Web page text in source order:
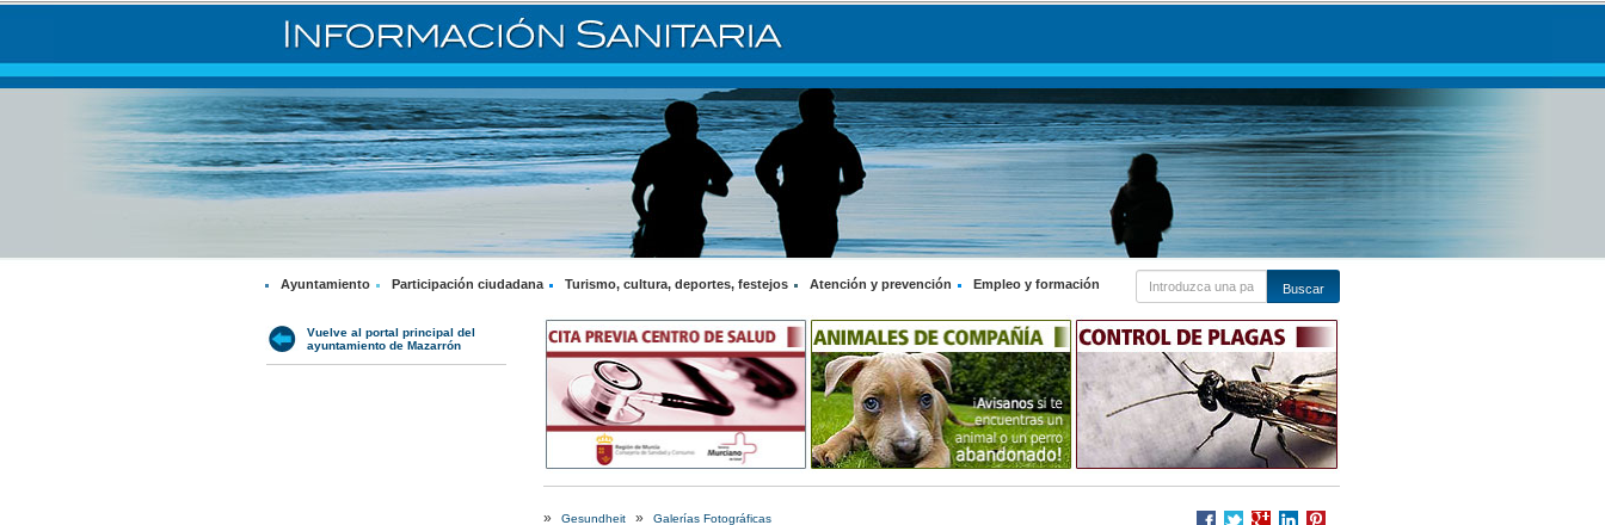
Ayuntamiento Participación ciudadana Turismo, cultura, deportes, festejos Atención y prevención Empleo y formación
Vuelve al portal principal del
ayuntamiento de Mazarrón
» Gesundheit » Galerías Fotográficas